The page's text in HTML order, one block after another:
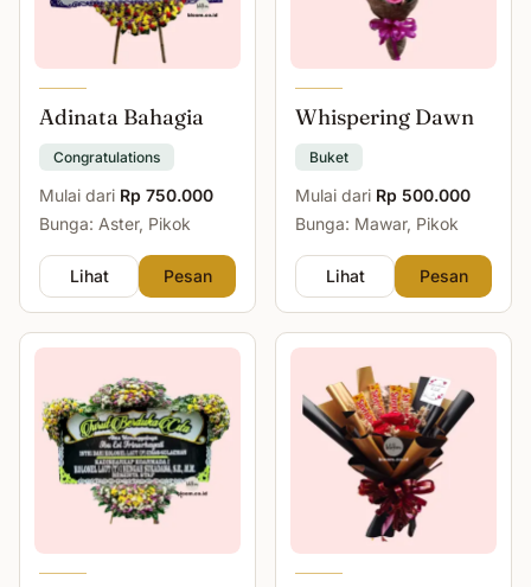
Adinata Bahagia
Congratulations
Mulai dari Rp 750.000
Bunga: Aster, Pikok
Lihat Pesan
Whispering Dawn
Buket
Mulai dari Rp 500.000
Bunga: Mawar, Pikok
Lihat Pesan